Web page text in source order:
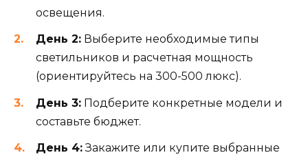
освещения.
День 2: Выберите необходимые типы
светильников и расчетная мощность
(ориентируйтесь на 300-500 люкс).
День 3: Подберите конкретные модели и
составьте бюджет.
День 4:Закажите или купите выбранные